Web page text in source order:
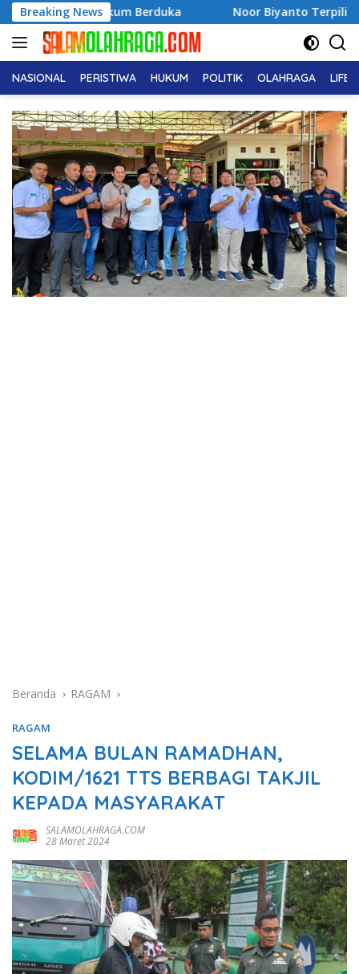
Langsung
ke
konten
Breaking News
Berduka Noor Biyanto Terpilih Aklamasi Pimpin
NASIONAL PERISTIWA HUKUM POLITIK OLAHRAGA
Beranda RAGAM
RAGAM
SELAMA BULAN RAMADHAN,
KODIM/1621 TTS BERBAGI TAKJIL
KEPADA MASYARAKAT
SALAMOLAHRAGA.COM
28 Maret 2024